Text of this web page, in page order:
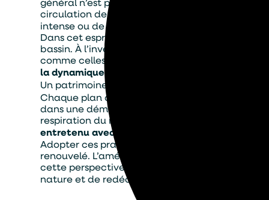
circulation de l’eau – interagit de façon
intense ou de sécheresse.
Dans cet esprit, l’entretien du plan d’eau doit
bassin. À l’inverse, un entretien raisonné,
comme celles mises en œuvre par TASO,
la dynamique naturelle du site
Un patrimoine aquatique à préserver
Chaque plan d’eau, qu’il s’agisse d’un petit
dans une démarche environnementale
respiration du milieu, limiter les apports
entretenu avec respect
Adopter ces pratiques, c’est faire le choix
renouvelé. L’aménagement réfléchi d’un
cette perspective,
nature et de redécouvrir la richesse silencieuse